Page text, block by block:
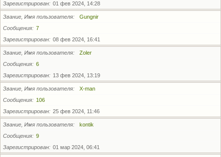
Зарегистрирован
01 фев 2024, 14:28
Звание, Имя пользователя
Gungnir
Сообщения
7
Зарегистрирован
08 фев 2024, 16:41
Звание, Имя пользователя
Zoler
Сообщения
6
Зарегистрирован
13 фев 2024, 13:19
Звание, Имя пользователя
X-man
Сообщения
106
Зарегистрирован
25 фев 2024, 11:46
Звание, Имя пользователя
kontik
Сообщения
9
Зарегистрирован
01 мар 2024, 06:41